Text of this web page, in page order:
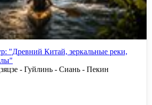
"Древний Китай, зеркальные реки,
- Гуйлинь - Сиань - Пекин